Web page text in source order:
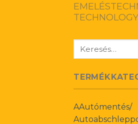
TECHNOLOGY
Keresés
AAutómentés/